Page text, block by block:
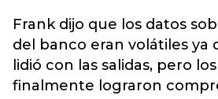
Frank dijo que los datos
del banco eran volátiles ya
lidió con las salidas, pero
finalmente lograron